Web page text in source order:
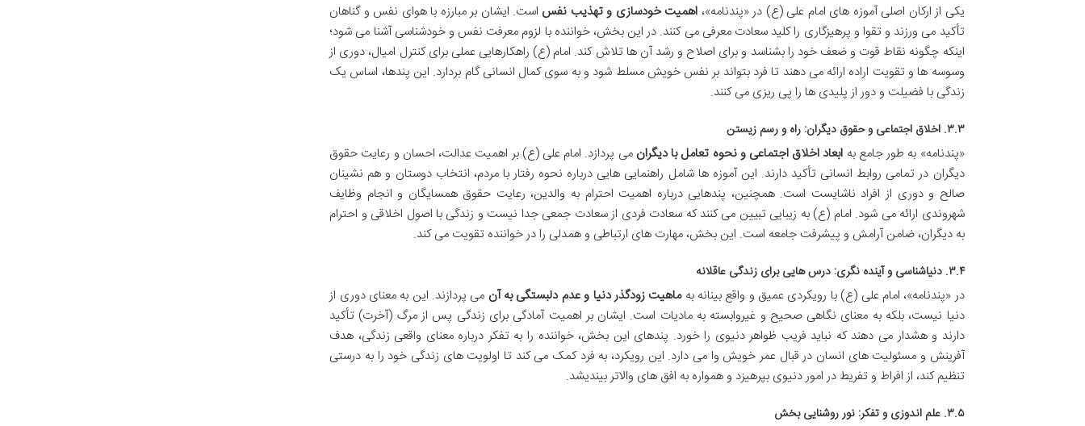
یکی از ارکان اصلی آموزه های امام علی (ع) در «پندنامه»، اهمیت خودسازی و تهذیب نفس است. ایشان بر مبارزه با هوای نفس و گناهان
تأکید می ورزند و تقوا و پرهیزگاری را کلید سعادت معرفی می کنند. در این بخش، خواننده با لزوم معرفت نفس و خودشناسی آشنا می شود؛
اینکه چگونه نقاط قوت و ضعف خود را بشناسد و برای اصلاح و رشد آن ها تلاش کند. امام (ع) راهکارهایی عملی برای کنترل امیال، دوری از
وسوسه ها و تقویت اراده ارائه می دهند تا فرد بتواند بر نفس خویش مسلط شود و به سوی کمال انسانی گام بردارد. این پندها، اساس یک
زندگی با فضیلت و دور از پلیدی ها را پی ریزی می کنند.
۳.۳. اخلاق اجتماعی و حقوق دیگران: راه و رسم زیستن
«پندنامه» به طور جامع به ابعاد اخلاق اجتماعی و نحوه تعامل با دیگران می پردازد. امام علی (ع) بر اهمیت عدالت، احسان و رعایت حقوق
دیگران در تمامی روابط انسانی تأکید دارند. این آموزه ها شامل راهنمایی هایی درباره نحوه رفتار با مردم، انتخاب دوستان و هم نشینان
صالح و دوری از افراد ناشایست است. همچنین، پندهایی درباره اهمیت احترام به والدین، رعایت حقوق همسایگان و انجام وظایف
شهروندی ارائه می شود. امام (ع) به زیبایی تبیین می کنند که سعادت فردی از سعادت جمعی جدا نیست و زندگی با اصول اخلاقی و احترام
به دیگران، ضامن آرامش و پیشرفت جامعه است. این بخش، مهارت های ارتباطی و همدلی را در خواننده تقویت می کند.
۳.۴. دنیاشناسی و آینده نگری: درس هایی برای زندگی عاقلانه
در «پندنامه»، امام علی (ع) با رویکردی عمیق و واقع بینانه بهماهیت زودگذر دنیا و عدم دلبستگی به آن می پردازند. این به معنای دوری از
دنیا نیست، بلکه به معنای نگاهی صحیح و غیروابسته به مادیات است. ایشان بر اهمیت آمادگی برای زندگی پس از مرگ (آخرت) تأکید
دارند و هشدار می دهند که نباید فریب ظواهر دنیوی را خورد. پندهای این بخش، خواننده را به تفکر درباره معنای واقعی زندگی، هدف
آفرینش و مسئولیت های انسان در قبال عمر خویش وا می دارد. این رویکرد، به فرد کمک می کند تا اولویت های زندگی خود را به درستی
تنظیم کند، از افراط و تفریط در امور دنیوی بپرهیزد و همواره به افق های والاتر بیندیشد.
۳.۵. علم اندوزی و تفکر: نور روشنایی بخش